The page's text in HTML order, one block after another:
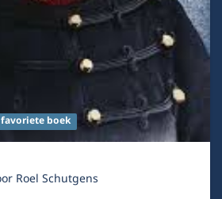
boek
Roel Schutgens